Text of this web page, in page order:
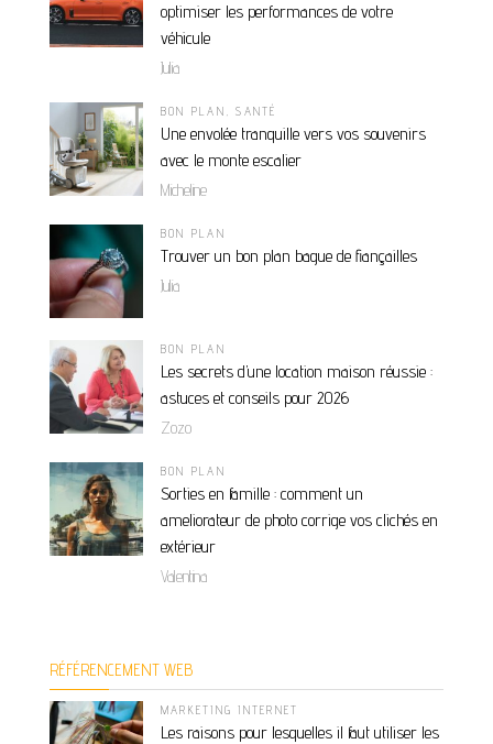
optimiser les performances de votre
véhicule
Julia
BON PLAN ,SANTÉ
Une envolée tranquille vers vos souvenirs
avec le monte escalier
Micheline
BON PLAN
Trouver un bon plan bague de fiançailles
Julia
BON PLAN
Les secrets d’une location maison réussie :
astuces et conseils pour 2026
Zozo
BON PLAN
Sorties en famille : comment un
ameliorateur de photo corrige vos clichés en
extérieur
Valentina
RÉFÉRENCEMENT WEB
MARKETING INTERNET
Les raisons pour lesquelles il faut utiliser les